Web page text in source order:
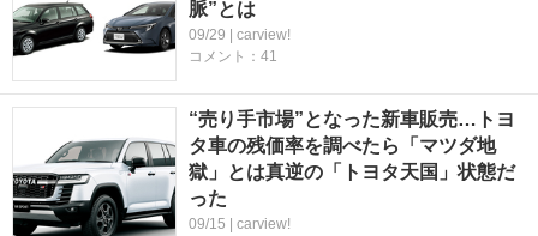
脈”とは
09/29 | carview!
コメント：41
“売り手市場”となった新車販売…トヨ
タ車の残価率を調べたら「マツダ地
獄」とは真逆の「トヨタ天国」状態だ
った
09/15 | carview!